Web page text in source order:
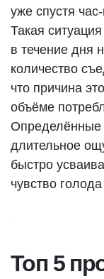
уже спустя
Такая
в течение дня
количество
что причина
объёме
Определённые
длительное
быстро
чувство
Топ 5